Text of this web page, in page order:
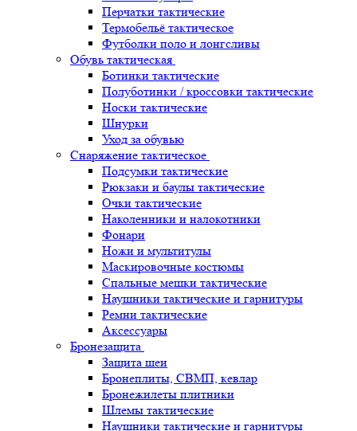
Перчатки тактические
Термобельё тактическое
Футболки поло и лонгсливы
Обувь тактическая
Ботинки тактические
Полуботинки / кроссовки тактические
Носки тактические
Шнурки
Уход за обувью
Снаряжение тактическое
Подсумки тактические
Рюкзаки и баулы тактические
Очки тактические
Наколенники и налокотники
Фонари
Ножи и мультитулы
Маскировочные костюмы
Спальные мешки тактические
Наушники тактические и гарнитуры
Ремни тактические
Аксессуары
Бронезащита
Защита шеи
Бронеплиты, СВМП, кевлар
Бронежилеты плитники
Шлемы тактические
Наушники тактические и гарнитуры